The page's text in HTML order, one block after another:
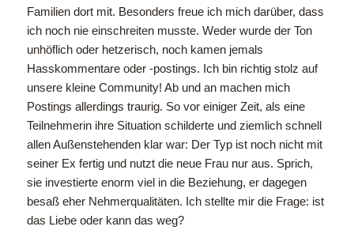
Familien dort mit. Besonders freue ich mich darüber, dass
ich noch nie einschreiten musste. Weder wurde der Ton
unhöflich oder hetzerisch, noch kamen jemals
Hasskommentare oder -postings. Ich bin richtig stolz auf
unsere kleine Community! Ab und an machen mich
Postings allerdings traurig. So vor einiger Zeit, als eine
Teilnehmerin ihre Situation schilderte und ziemlich schnell
allen Außenstehenden klar war: Der Typ ist noch nicht mit
seiner Ex fertig und nutzt die neue Frau nur aus. Sprich,
sie investierte enorm viel in die Beziehung, er dagegen
besaß eher Nehmerqualitäten. Ich stellte mir die Frage: ist
das Liebe oder kann das weg?